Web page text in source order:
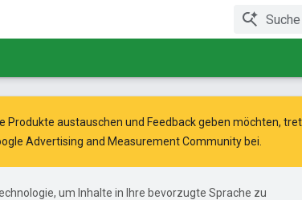
Produkte austauschen und Feedback geben möchten,
Advertising and Measurement Community bei.
um Inhalte in Ihre bevorzugte Sprache zu